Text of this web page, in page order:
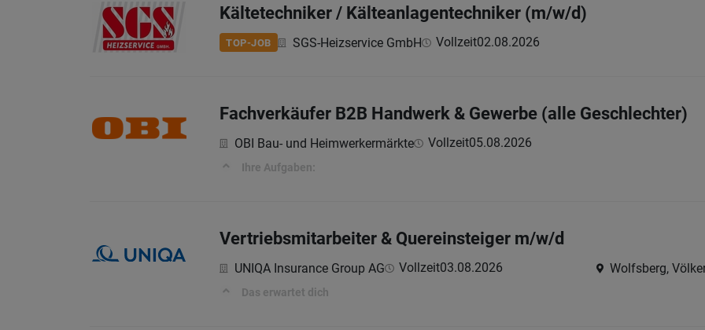
Kältetechniker / Kälteanlagentechniker (m/w/d)
TOP-JOB SGS-Heizservice GmbH Vollzeit02.08.2026
Fachverkäufer B2B Handwerk & Gewerbe (alle Geschlechter)
OBI Bau- und Heimwerkermärkte Vollzeit05.08.2026
Ihre Aufgaben:
Vertriebsmitarbeiter & Quereinsteiger m/w/d
UNIQA Insurance Group AG Vollzeit03.08.2026 Wolfsberg,
Das erwartet dich